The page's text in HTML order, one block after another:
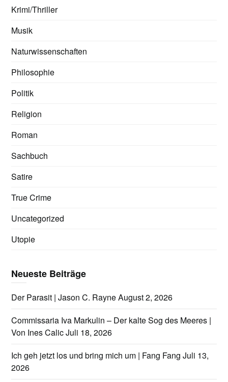
Krimi/Thriller
Musik
Naturwissenschaften
Philosophie
Politik
Religion
Roman
Sachbuch
Satire
True Crime
Uncategorized
Utopie
Neueste Beiträge
Der Parasit | Jason C. RayneAugust 2, 2026
Commissaria Iva Markulin – Der kalte Sog des Meeres |
Von Ines CalicJuli 18, 2026
Ich geh jetzt los und bring mich um | Fang Fang Juli 13,
2026